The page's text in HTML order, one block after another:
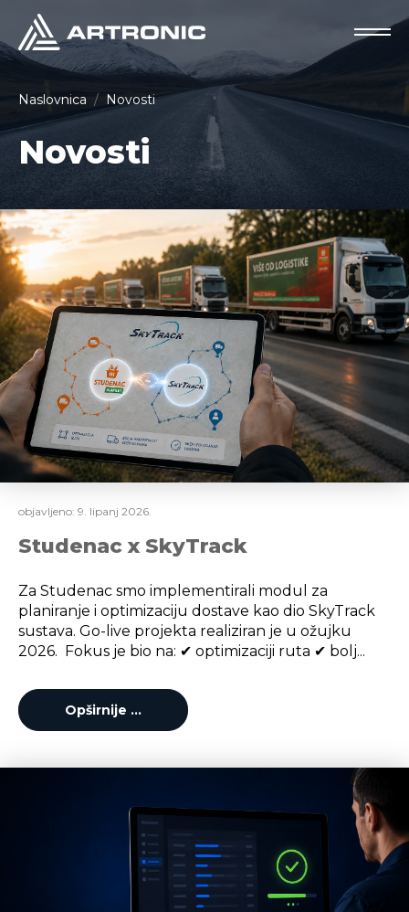
Naslovnica Novosti
Novosti
objavljeno: 9. lipanj 2026.
Studenac x SkyTrack
Za Studenac smo implementirali modul za
planiranje i optimizaciju dostave kao dio SkyTrack
sustava. Go-live projekta realiziran je u ožujku
2026. Fokus je bio na: ✔ optimizaciji ruta ✔ bolj...
Opširnije …